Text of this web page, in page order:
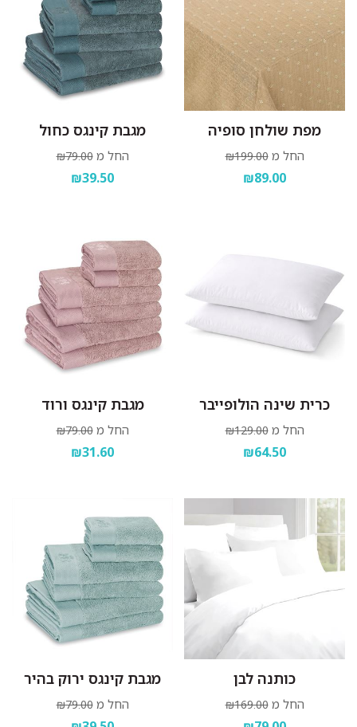
מפת שולחן סופיה
החל מ ₪199.00
₪89.00
מגבת קינגס כחול
החל מ ₪79.00
₪39.50
כרית שינה הולופייבר
החל מ ₪129.00
₪64.50
מגבת קינגס ורוד
החל מ ₪79.00
₪31.60
כותנה לבן
החל מ ₪169.00
מגבת קינגס ירוק בהיר
החל מ ₪79.00